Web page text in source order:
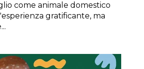
come animale domestico
gratificante, ma